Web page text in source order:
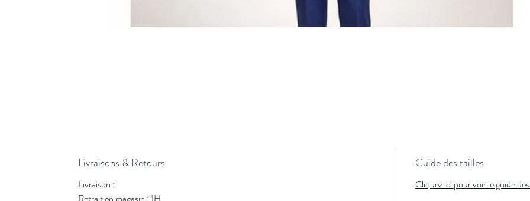
Livraisons & Retours
Livraison :
Guide des tailles
Cliquez ici pour voir le guide